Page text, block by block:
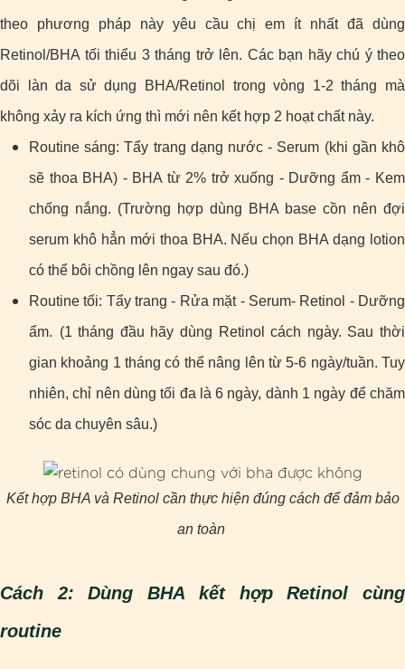
theo phương pháp này yêu cầu chị em ít nhất đã dùng
Retinol/BHA tối thiểu 3 tháng trở lên. Các bạn hãy chú ý theo
dõi làn da sử dụng BHA/Retinol trong vòng 1-2 tháng mà
không xảy ra kích ứng thì mới nên kết hợp 2 hoạt chất này.
Routine sáng: Tẩy trang dạng nước - Serum (khi gần khô
sẽ thoa BHA) - BHA từ 2% trở xuống - Dưỡng ẩm - Kem
chống nắng. (Trường hợp dùng BHA base cồn nên đợi
serum khô hẳn mới thoa BHA. Nếu chọn BHA dạng lotion
có thể bôi chồng lên ngay sau đó.)
Routine tối: Tẩy trang - Rửa mặt - Serum- Retinol - Dưỡng
ẩm. (1 tháng đầu hãy dùng Retinol cách ngày. Sau thời
gian khoảng 1 tháng có thể nâng lên từ 5-6 ngày/tuần. Tuy
nhiên, chỉ nên dùng tối đa là 6 ngày, dành 1 ngày để chăm
sóc da chuyên sâu.)
Kết hợp BHA và Retinol cần thực hiện đúng cách để đảm bảo
an toàn
Cách 2: Dùng BHA kết hợp Retinol cùng
routine